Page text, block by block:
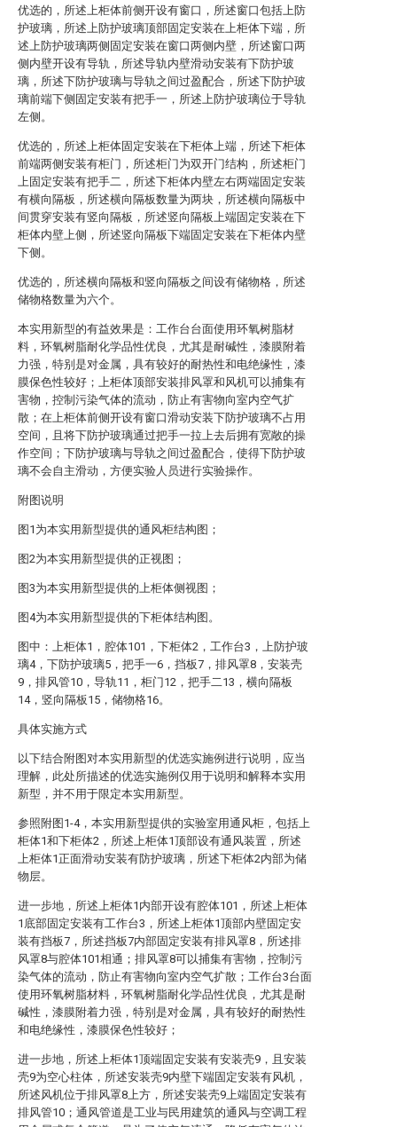
优选的，所述上柜体前侧开设有窗口，所述窗口包括上防
护玻璃，所述上防护玻璃顶部固定安装在上柜体下端，所
述上防护玻璃两侧固定安装在窗口两侧内壁，所述窗口两
侧内壁开设有导轨，所述导轨内壁滑动安装有下防护玻
璃，所述下防护玻璃与导轨之间过盈配合，所述下防护玻
璃前端下侧固定安装有把手一，所述上防护玻璃位于导轨
左侧。
优选的，所述上柜体固定安装在下柜体上端，所述下柜体
前端两侧安装有柜门，所述柜门为双开门结构，所述柜门
上固定安装有把手二，所述下柜体内壁左右两端固定安装
有横向隔板，所述横向隔板数量为两块，所述横向隔板中
间贯穿安装有竖向隔板，所述竖向隔板上端固定安装在下
柜体内壁上侧，所述竖向隔板下端固定安装在下柜体内壁
下侧。
优选的，所述横向隔板和竖向隔板之间设有储物格，所述
储物格数量为六个。
本实用新型的有益效果是：工作台台面使用环氧树脂材
料，环氧树脂耐化学品性优良，尤其是耐碱性，漆膜附着
力强，特别是对金属，具有较好的耐热性和电绝缘性，漆
膜保色性较好；上柜体顶部安装排风罩和风机可以捕集有
害物，控制污染气体的流动，防止有害物向室内空气扩
散；在上柜体前侧开设有窗口滑动安装下防护玻璃不占用
空间，且将下防护玻璃通过把手一拉上去后拥有宽敞的操
作空间；下防护玻璃与导轨之间过盈配合，使得下防护玻
璃不会自主滑动，方便实验人员进行实验操作。
附图说明
图1为本实用新型提供的通风柜结构图；
图2为本实用新型提供的正视图；
图3为本实用新型提供的上柜体侧视图；
图4为本实用新型提供的下柜体结构图。
图中：上柜体1，腔体101，下柜体2，工作台3，上防护玻
璃4，下防护玻璃5，把手一6，挡板7，排风罩8，安装壳
9，排风管10，导轨11，柜门12，把手二13，横向隔板
14，竖向隔板15，储物格16。
具体实施方式
以下结合附图对本实用新型的优选实施例进行说明，应当
理解，此处所描述的优选实施例仅用于说明和解释本实用
新型，并不用于限定本实用新型。
参照附图1-4，本实用新型提供的实验室用通风柜，包括上
柜体1和下柜体2，所述上柜体1顶部设有通风装置，所述
上柜体1正面滑动安装有防护玻璃，所述下柜体2内部为储
物层。
进一步地，所述上柜体1内部开设有腔体101，所述上柜体
1底部固定安装有工作台3，所述上柜体1顶部内壁固定安
装有挡板7，所述挡板7内部固定安装有排风罩8，所述排
风罩8与腔体101相通；排风罩8可以捕集有害物，控制污
染气体的流动，防止有害物向室内空气扩散；工作台3台面
使用环氧树脂材料，环氧树脂耐化学品性优良，尤其是耐
碱性，漆膜附着力强，特别是对金属，具有较好的耐热性
和电绝缘性，漆膜保色性较好；
进一步地，所述上柜体1顶端固定安装有安装壳9，且安装
壳9为空心柱体，所述安装壳9内壁下端固定安装有风机，
所述风机位于排风罩8上方，所述安装壳9上端固定安装有
排风管10；通风管道是工业与民用建筑的通风与空调工程